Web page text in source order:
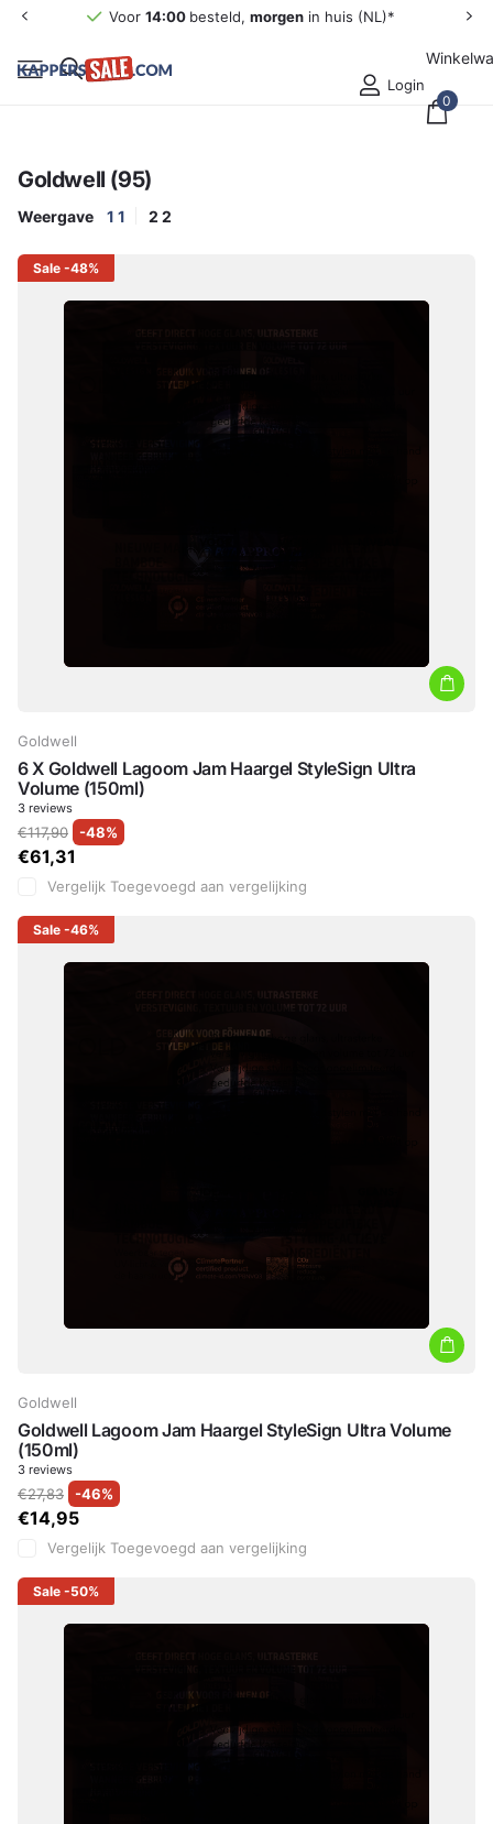
Voor 14:00 besteld, morgenin huis (NL)*
Login
0
Goldwell (95)
Weergave 1 1 2 2
Sale -48%
Goldwell
6 X Goldwell Lagoom Jam Haargel StyleSign Ultra
Volume (150ml)
3 reviews
€117,90 -48%
€61,31
Vergelijk Toegevoegd aan vergelijking
Sale -46%
Goldwell
Goldwell Lagoom Jam Haargel StyleSign Ultra Volume
(150ml)
3 reviews
€27,83 -46%
€14,95
Vergelijk Toegevoegd aan vergelijking
Sale -50%